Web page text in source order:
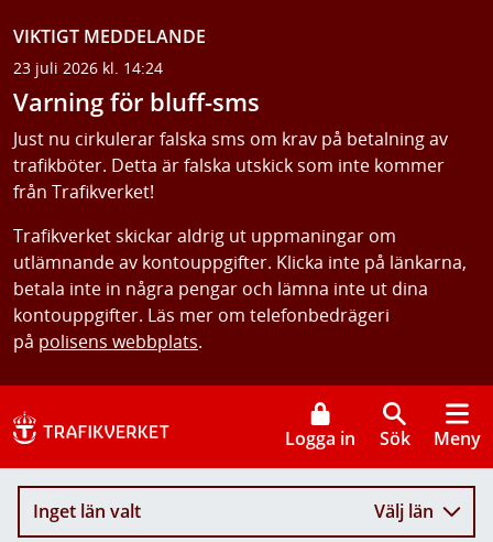
VIKTIGT MEDDELANDE
23 juli 2026 kl. 14:24
Varning för bluff-sms
Just nu cirkulerar falska sms om krav på betalning av
trafikböter. Detta är falska utskick som inte kommer
från Trafikverket!
Trafikverket skickar aldrig ut uppmaningar om
utlämnande av kontouppgifter. Klicka inte på länkarna,
betala inte in några pengar och lämna inte ut dina
kontouppgifter. Läs mer om telefonbedrägeri
på polisens webbplats.
Logga in Sök Meny
Inget län valt Välj län